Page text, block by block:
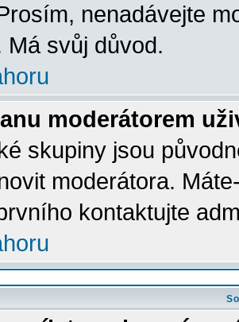
nenadávejte
Má svůj důvod.
moderátorem
skupiny jsou
moderátora.
kontaktujte